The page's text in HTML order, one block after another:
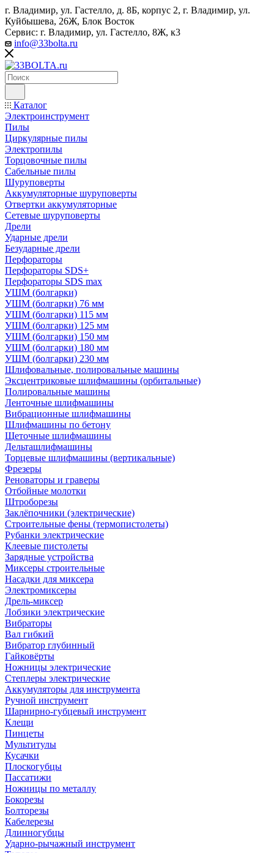
г. Владимир, ул. Гастелло, д. 8Б, корпус 2, г. Владимир, ул. ​
Куйбышева, 26Ж, Блок Восток
Сервис: г. Владимир, ул. Гастелло, 8Ж, к3
info@33bolta.ru
Каталог
Электроинструмент
Пилы
Циркулярные пилы
Электропилы
Торцовочные пилы
Сабельные пилы
Шуруповерты
Аккумуляторные шуруповерты
Отвертки аккумуляторные
Сетевые шуруповерты
Дрели
Ударные дрели
Безударные дрели
Перфораторы
Перфораторы SDS+
Перфораторы SDS max
УШМ (болгарки)
УШМ (болгарки) 76 мм
УШМ (болгарки) 115 мм
УШМ (болгарки) 125 мм
УШМ (болгарки) 150 мм
УШМ (болгарки) 180 мм
УШМ (болгарки) 230 мм
Шлифовальные, полировальные машины
Эксцентриковые шлифмашины (орбитальные)
Полировальные машины
Ленточные шлифмашины
Вибрационные шлифмашины
Шлифмашины по бетону
Щеточные шлифмашины
Дельташлифмашины
Торцевые шлифмашины (вертикальные)
Фрезеры
Реноваторы и граверы
Отбойные молотки
Штроборезы
Заклёпочники (электрические)
Строительные фены (термопистолеты)
Рубанки электрические
Клеевые пистолеты
Зарядные устройства
Миксеры строительные
Насадки для миксера
Электромиксеры
Дрель-миксер
Лобзики электрические
Вибраторы
Вал гибкий
Вибратор глубинный
Гайковёрты
Ножницы электрические
Степлеры электрические
Аккумуляторы для инструмента
Ручной инструмент
Шарнирно-губцевый инструмент
Клещи
Пинцеты
Мультитулы
Кусачки
Плоскогубцы
Пассатижи
Ножницы по металлу
Бокорезы
Болторезы
Кабелерезы
Длинногубцы
Ударно-рычажный инструмент